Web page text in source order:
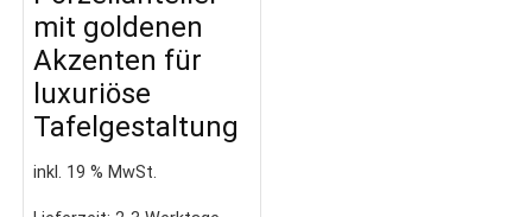
mit goldenen
Akzenten für
luxuriöse
Tafelgestaltung
inkl. 19 % MwSt.